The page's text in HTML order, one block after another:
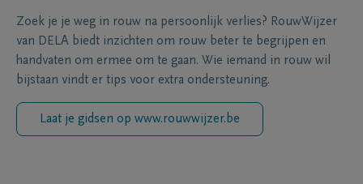
Zoek je je weg in rouw na persoonlijk verlies? RouwWijzer
van DELA biedt inzichten om rouw beter te begrijpen en
handvaten om ermee om te gaan. Wie iemand in rouw wil
bijstaan vindt er tips voor extra ondersteuning.
Laat je gidsen op www.rouwwijzer.be